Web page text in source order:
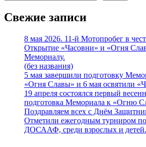
Свежие записи
8 мая 2026. 11-й Мотопробег в
Открытие «Часовни» и «Огня
Мемориалу.
(без названия)
5 мая завершили подготовку
«Огня Славы» и 6 мая освятили
19 апреля состоялся первый
подготовка Мемориала к «Огню
Поздравляем всех с Днём
Отметили ежегодным турниром по
ДОСААФ, среди взрослых и детей.